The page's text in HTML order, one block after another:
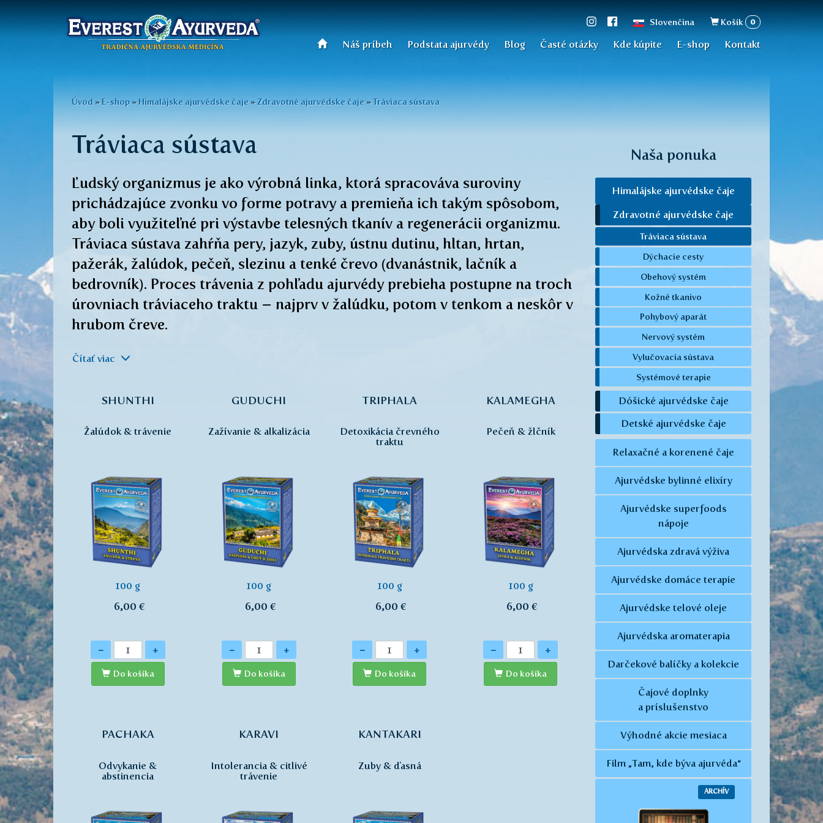
Slovenčina Košík 0
Hlavné
Náš príbeh Podstata ajurvédy Blog Časté otázky Kde kúpite E-shop Kontakt
Nachádzate
sa
tu
Úvod » E-shop » Himalájske ajurvédske čaje »Zdravotné ajurvédske čaje »Tráviaca sústava
Tráviaca sústava
Ľudský organizmus je ako výrobná linka, ktorá spracováva suroviny
prichádzajúce zvonku vo forme potravy a premieňa ich takým spôsobom,
aby boli využiteľné pri výstavbe telesných tkanív a regenerácii organizmu.
Tráviaca sústava zahŕňa pery, jazyk, zuby, ústnu dutinu, hltan, hrtan,
pažerák, žalúdok, pečeň, slezinu a tenké črevo (dvanástnik, lačník a
bedrovník). Proces trávenia z pohľadu ajurvédy prebieha postupne na troch
úrovniach tráviaceho traktu – najprv v žalúdku, potom v tenkom a neskôr v
hrubom čreve.
Čítať viac
SHUNTHI
Žalúdok & trávenie
100 g
6,00 €
Množstvo
- +
Do košíka
GUDUCHI
Zažívanie & alkalizácia
100 g
6,00 €
Množstvo
- +
Do košíka
TRIPHALA
Detoxikácia črevného
traktu
100 g
6,00 €
Množstvo
- +
Do košíka
KALAMEGHA
Pečeň & žlčník
100 g
6,00 €
Množstvo
- +
Do košíka
PACHAKA
Odvykanie &
abstinencia
KARAVI
Intolerancia & citlivé
trávenie
KANTAKARI
Zuby & ďasná
Naša ponuka
Himalájske ajurvédske čaje
Zdravotné ajurvédske čaje
Tráviaca sústava
Dýchacie cesty
Obehový systém
Kožné tkanivo
Pohybový aparát
Nervový systém
Vylučovacia sústava
Systémové terapie
Dóšické ajurvédske čaje
Detské ajurvédske čaje
Relaxačné a korenené čaje
Ajurvédske bylinné elixíry
Ajurvédske superfoods
nápoje
Ajurvédska zdravá výživa
Ajurvédske domáce terapie
Ajurvédske telové oleje
Ajurvédska aromaterapia
Darčekové balíčky a kolekcie
Čajové doplnky
a príslušenstvo
Výhodné akcie mesiaca
Film „Tam, kde býva ajurvéda“
ARCHÍV